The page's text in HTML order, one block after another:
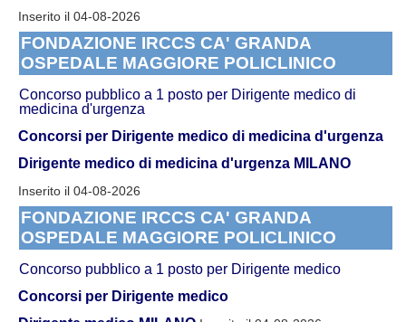
Inserito il 04-08-2026
FONDAZIONE IRCCS CA' GRANDA
OSPEDALE MAGGIORE POLICLINICO
Concorso pubblico a 1 posto per Dirigente medico di
medicina d'urgenza
Concorsi per Dirigente medico di medicina d'urgenza
Dirigente medico di medicina d'urgenza MILANO
Inserito il 04-08-2026
FONDAZIONE IRCCS CA' GRANDA
OSPEDALE MAGGIORE POLICLINICO
Concorso pubblico a 1 posto per Dirigente medico
Concorsi per Dirigente medico